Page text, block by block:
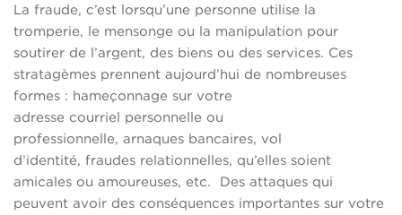
La fraude, c’est lorsqu’une personne utilise la
tromperie, le mensonge ou la manipulation pour
soutirer de l’argent, des biens ou des services. Ces
stratagèmes prennent aujourd’hui de nombreuses
formes : hameçonnage sur votre
adresse courriel personnelle ou
professionnelle, arnaques bancaires, vol
d’identité, fraudes relationnelles, qu’elles soient
amicales ou amoureuses, etc.
Des attaques qui
peuvent avoir des conséquences importantes sur votre